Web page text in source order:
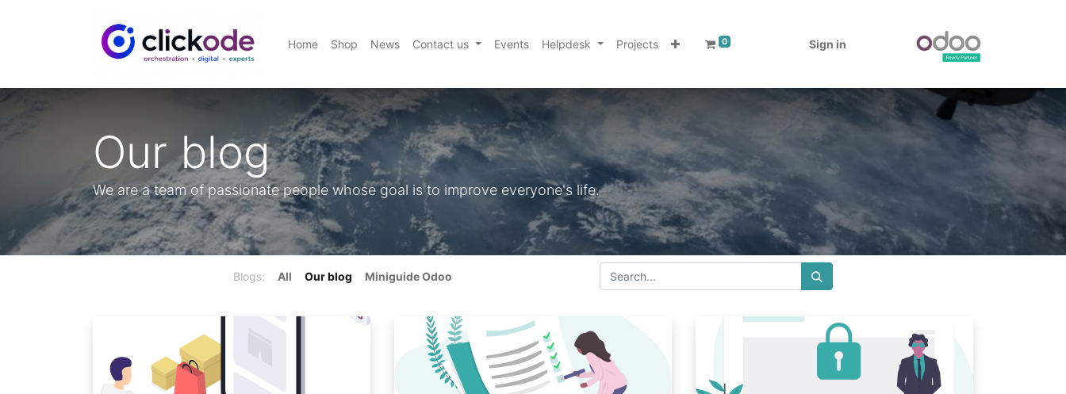
Home Shop News Contact us Events Helpdesk Projects 0 Sign in
Our blog
We are a team of passionate people whose goal is to improve everyone's life.
Blogs: All Our blog Miniguide Odoo